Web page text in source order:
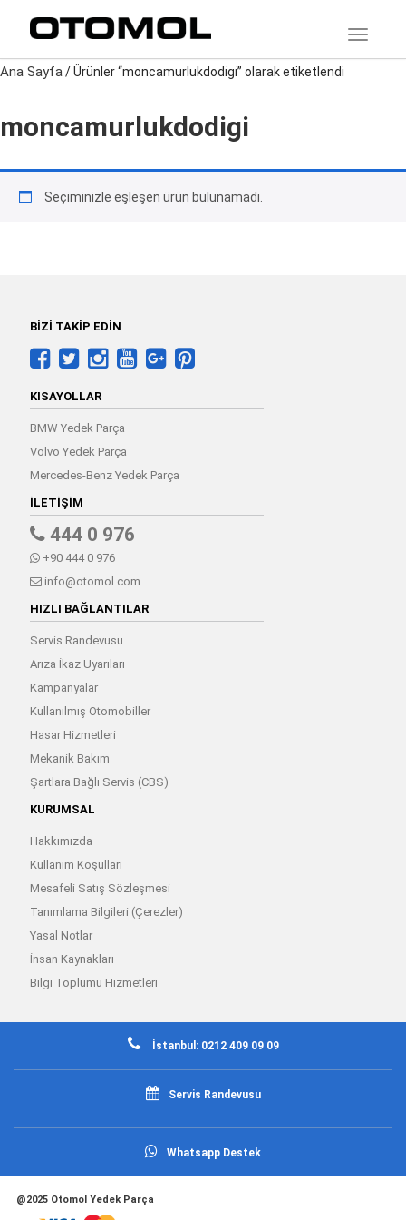
Ana Sayfa/ Ürünler “moncamurlukdodi̇gi̇” olarak etiketlendi
moncamurlukdodi̇gi̇
Seçiminizle eşleşen ürün bulunamadı.
BİZİ TAKİP EDİN
KISAYOLLAR
BMW Yedek Parça
Volvo Yedek Parça
Mercedes-Benz Yedek Parça
İLETIŞIM
444 0 976
+90 444 0 976
info@otomol.com
HIZLI BAĞLANTILAR
Servis Randevusu
Arıza İkaz Uyarıları
Kampanyalar
Kullanılmış Otomobiller
Hasar Hizmetleri
Mekanik Bakım
Şartlara Bağlı Servis (CBS)
KURUMSAL
Hakkımızda
Kullanım Koşulları
Mesafeli Satış Sözleşmesi
Tanımlama Bilgileri (Çerezler)
Yasal Notlar
İnsan Kaynakları
Bilgi Toplumu Hizmetleri
İstanbul: 0212 409 09 09
Servis Randevusu
Whatsapp Destek
@2025 Otomol Yedek Parça